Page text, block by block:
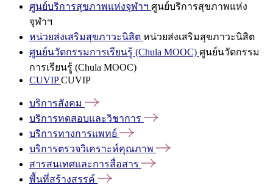
ศูนย์บริการสุขภาพแห่งจุฬาฯ ศูนย์บริการสุขภาพแห่ง
จุฬาฯ
หน่วยส่งเสริมสุขภาวะนิสิต หน่วยส่งเสริมสุขภาวะนิสิต
ศูนย์นวัตกรรมการเรียนรู้ (Chula MOOC) ศูนย์นวัตกรรม
การเรียนรู้ (Chula MOOC)
CUVIPCUVIP
บริการสังคม
บริการทดสอบและวิชาการ
บริการทางการแพทย์
บริการตรวจวิเคราะห์คุณภาพ
สารสนเทศและการสื่อสาร
พื้นที่สร้างสรรค์